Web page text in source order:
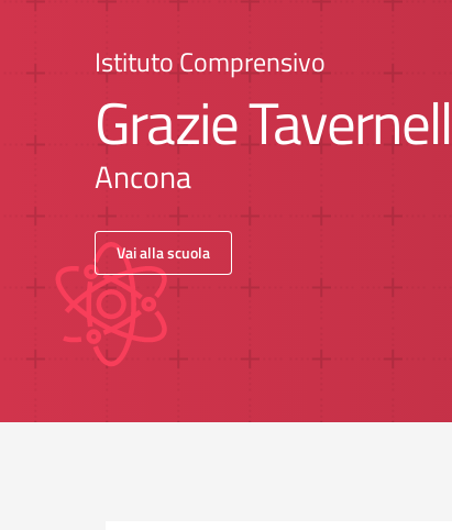
Istituto Comprensivo
Grazie
Ancona
Vai alla scuola